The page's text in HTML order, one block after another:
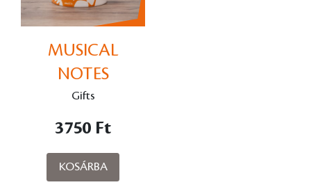
MUSICAL
NOTES
CERAMIC
OCTOPUS MUG
Gifts
3750 Ft
KOSÁRBA